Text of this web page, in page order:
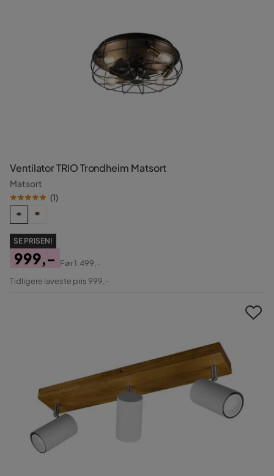
Ventilator TRIO Trondheim Matsort
Matsort
(1)
SE PRISEN!
Pris
999,-
Original
Før1.499,-
Tidligere laveste pris 999,-